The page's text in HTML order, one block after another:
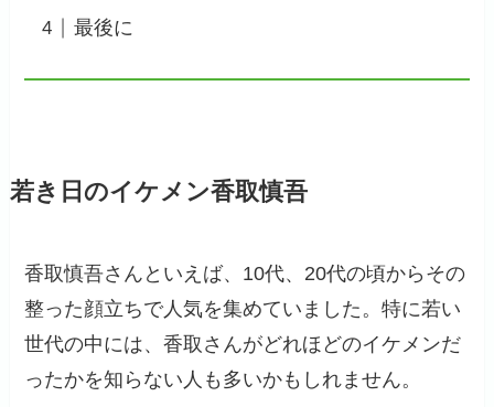
最後に
若き日のイケメン香取慎吾
香取慎吾さんといえば、10代、20代の頃からその
整った顔立ちで人気を集めていました。特に若い
世代の中には、香取さんがどれほどのイケメンだ
ったかを知らない人も多いかもしれません。